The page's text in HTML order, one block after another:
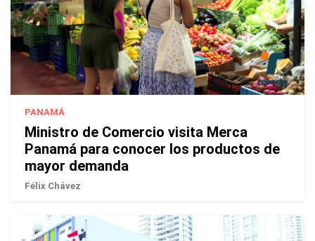
PANAMÁ
Ministro de Comercio visita Merca
Panamá para conocer los productos de
mayor demanda
Félix Chávez